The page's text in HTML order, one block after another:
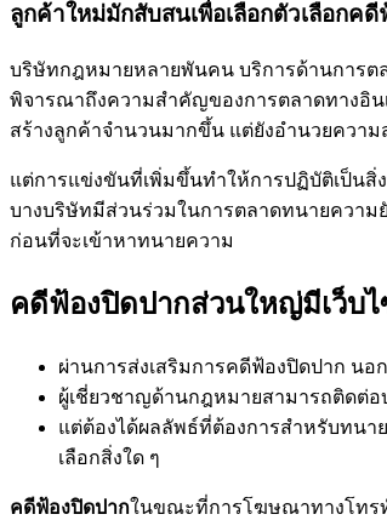
ลูกค้าใหม่มักสับสนเพื่อเลือกตัวเลือกค
บริษัทกฎหมายหลายพันคน บริการด้านการต
พิจารณาถึงความสำคัญของการตลาดทางอิน
สร้างลูกค้าจำนวนมากขึ้น แต่ยังอำนวยควา
แต่การแข่งขันที่เพิ่มขึ้นทำให้การปฏิบัติเป็นสิ่
บางบริษัทมีส่วนร่วมในการตลาดทนายความ
ก่อนที่จะเข้าหาทนายความ
คดีฟ้องปิดปากส่วนใหญ่มีเว็บไ
ผ่านการส่งเสริมการคดีฟ้องปิดปาก น
ผู้เชี่ยวชาญด้านกฎหมายสามารถติดต่
แต่ต้องได้ผลลัพธ์ที่ต้องการสำหรับทน
เลือกสิ่งใด ๆ
คดีฟ้องปิดปากในขณะที่การโฆษณาทางโทรทั